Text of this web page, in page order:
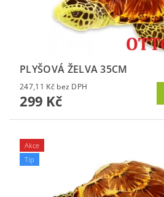
PLYŠOVÁ ŽELVA 35CM
247,11 Kč bez DPH
299 Kč
Akce
Tip